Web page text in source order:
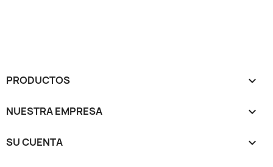
PRODUCTOS 
NUESTRA EMPRESA 
SU CUENTA 